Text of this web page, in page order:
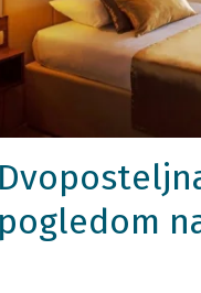
pogledom